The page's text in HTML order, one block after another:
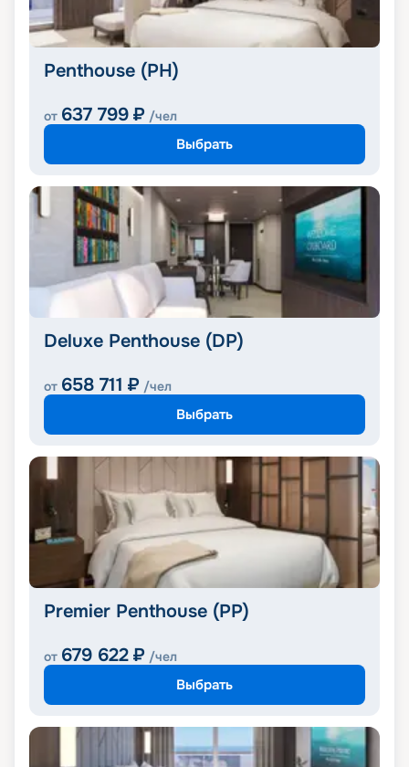
Penthouse (PH)
от 637 799 ₽ /чел
Выбрать
Deluxe Penthouse (DP)
от 658 711 ₽ /чел
Выбрать
Premier Penthouse (PP)
от 679 622 ₽ /чел
Выбрать